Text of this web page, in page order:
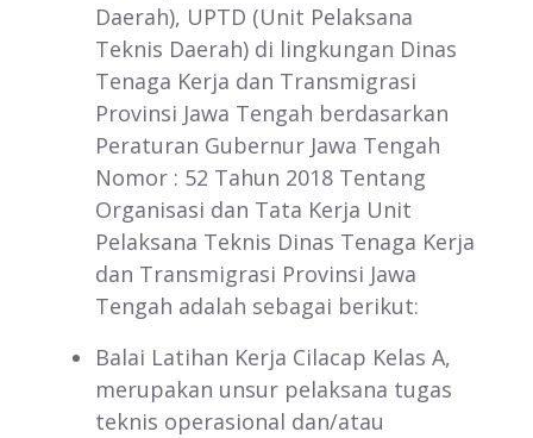
Daerah), UPTD (Unit Pelaksana
Teknis Daerah) di lingkungan Dinas
Tenaga Kerja dan Transmigrasi
Provinsi Jawa Tengah berdasarkan
Peraturan Gubernur Jawa Tengah
Nomor : 52 Tahun 2018 Tentang
Organisasi dan Tata Kerja Unit
Pelaksana Teknis Dinas Tenaga Kerja
dan Transmigrasi Provinsi Jawa
Tengah adalah sebagai berikut:
Balai Latihan Kerja Cilacap Kelas A,
merupakan unsur pelaksana tugas
teknis operasional dan/atau